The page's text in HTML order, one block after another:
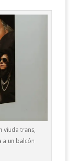
viuda trans,
a un balcón